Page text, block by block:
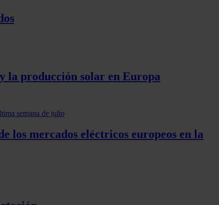
la producción solar en Europa
los mercados eléctricos europeos en la